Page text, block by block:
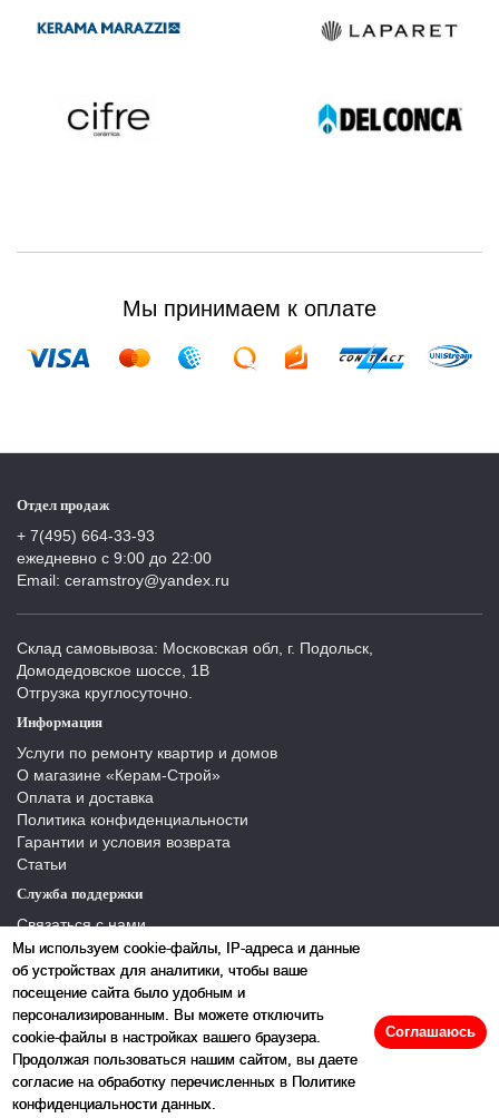
Мы используем cookie-файлы, IP-адреса и данные
об устройствах для аналитики, чтобы ваше
посещение сайта было удобным и
персонализированным. Вы можете отключить
cookie-файлы в настройках вашего браузера.
Продолжая пользоваться нашим сайтом, вы даете
согласие на обработку перечисленных в Политике
конфиденциальности данных.
Соглашаюсь
Мы принимаем к оплате
Отдел продаж
+ 7(495) 664-33-93
ежедневно с 9:00 до 22:00
Email: ceramstroy@yandex.ru
Склад самовывоза: Московская обл, г. Подольск,
Домодедовское шоссе, 1В
Отгрузка круглосуточно.
Информация
Услуги по ремонту квартир и домов
О магазине «Керам-Строй»
Оплата и доставка
Политика конфиденциальности
Гарантии и условия возврата
Статьи
Служба поддержки
Связаться с нами
Отзывы
Производители
Карта сайта
2026 © «Керамстрой»